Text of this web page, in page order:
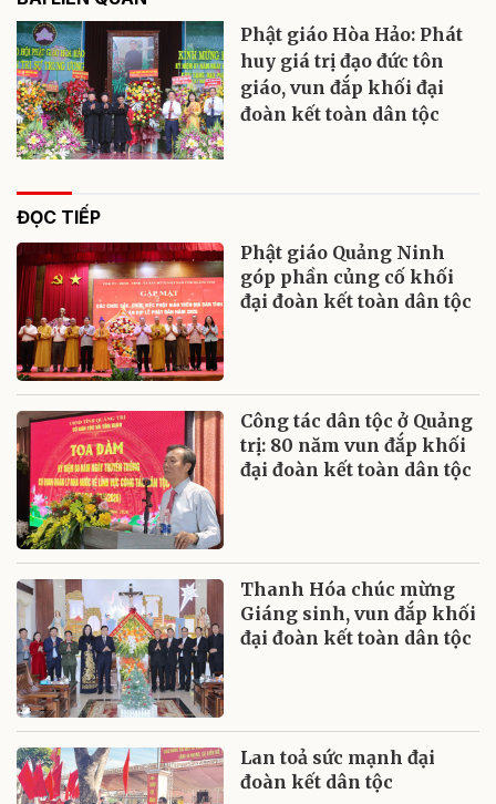
Phật giáo Hòa Hảo: Phát
huy giá trị đạo đức tôn
giáo, vun đắp khối đại
đoàn kết toàn dân tộc
ĐỌC TIẾP
Phật giáo Quảng Ninh
góp phần củng cố khối
đại đoàn kết toàn dân tộc
Công tác dân tộc ở Quảng
trị: 80 năm vun đắp khối
đại đoàn kết toàn dân tộc
Thanh Hóa chúc mừng
Giáng sinh, vun đắp khối
đại đoàn kết toàn dân tộc
Lan toả sức mạnh đại
đoàn kết dân tộc